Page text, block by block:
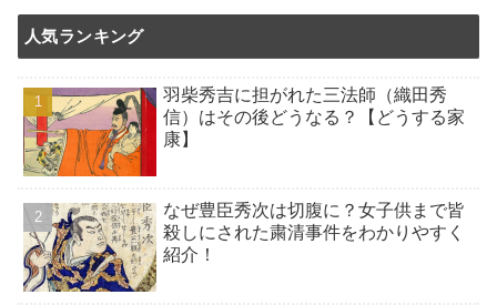
人気ランキング
羽柴秀吉に担がれた三法師（織田秀
信）はその後どうなる？【どうする家
康】
なぜ豊臣秀次は切腹に？女子供まで皆
殺しにされた粛清事件をわかりやすく
紹介！